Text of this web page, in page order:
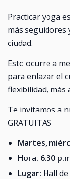
Practicar yoga
más seguidores
ciudad.
Esto ocurre a
para enlazar el
flexibilidad, más
Te invitamos a
GRATUITAS
Martes,
Hora: 6:30
Lugar: Hall